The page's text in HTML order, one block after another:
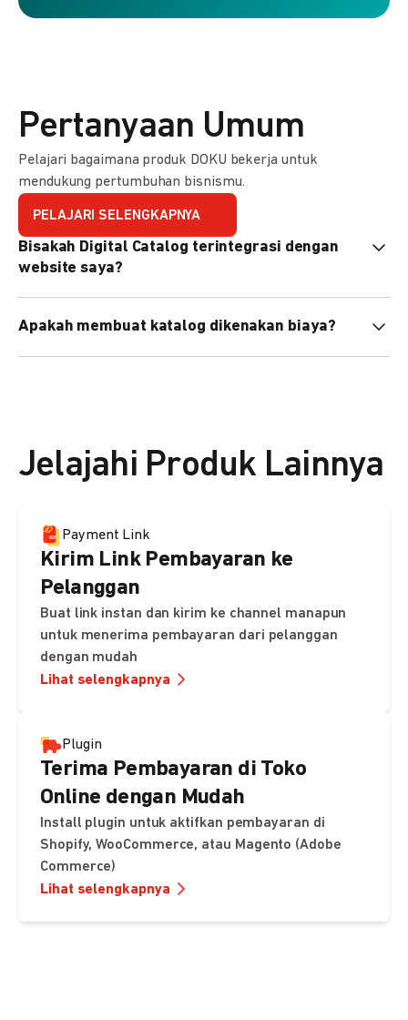
Pertanyaan Umum
Pelajari bagaimana produk DOKU bekerja untuk
mendukung pertumbuhan bisnismu.
PELAJARI SELENGKAPNYA
Bisakah Digital Catalog terintegrasi dengan
website saya?
atau menyematkan QR code di website Anda.
Apakah membuat katalog dikenakan biaya?
Jelajahi Produk Lainnya
Payment Link
Kirim Link Pembayaran ke
Pelanggan
Buat link instan dan kirim ke channel manapun
untuk menerima pembayaran dari pelanggan
dengan mudah
Lihat selengkapnya
Plugin
Terima Pembayaran di Toko
Online dengan Mudah
Install plugin untuk aktifkan pembayaran di
Shopify, WooCommerce, atau Magento (Adobe
Commerce)
Lihat selengkapnya